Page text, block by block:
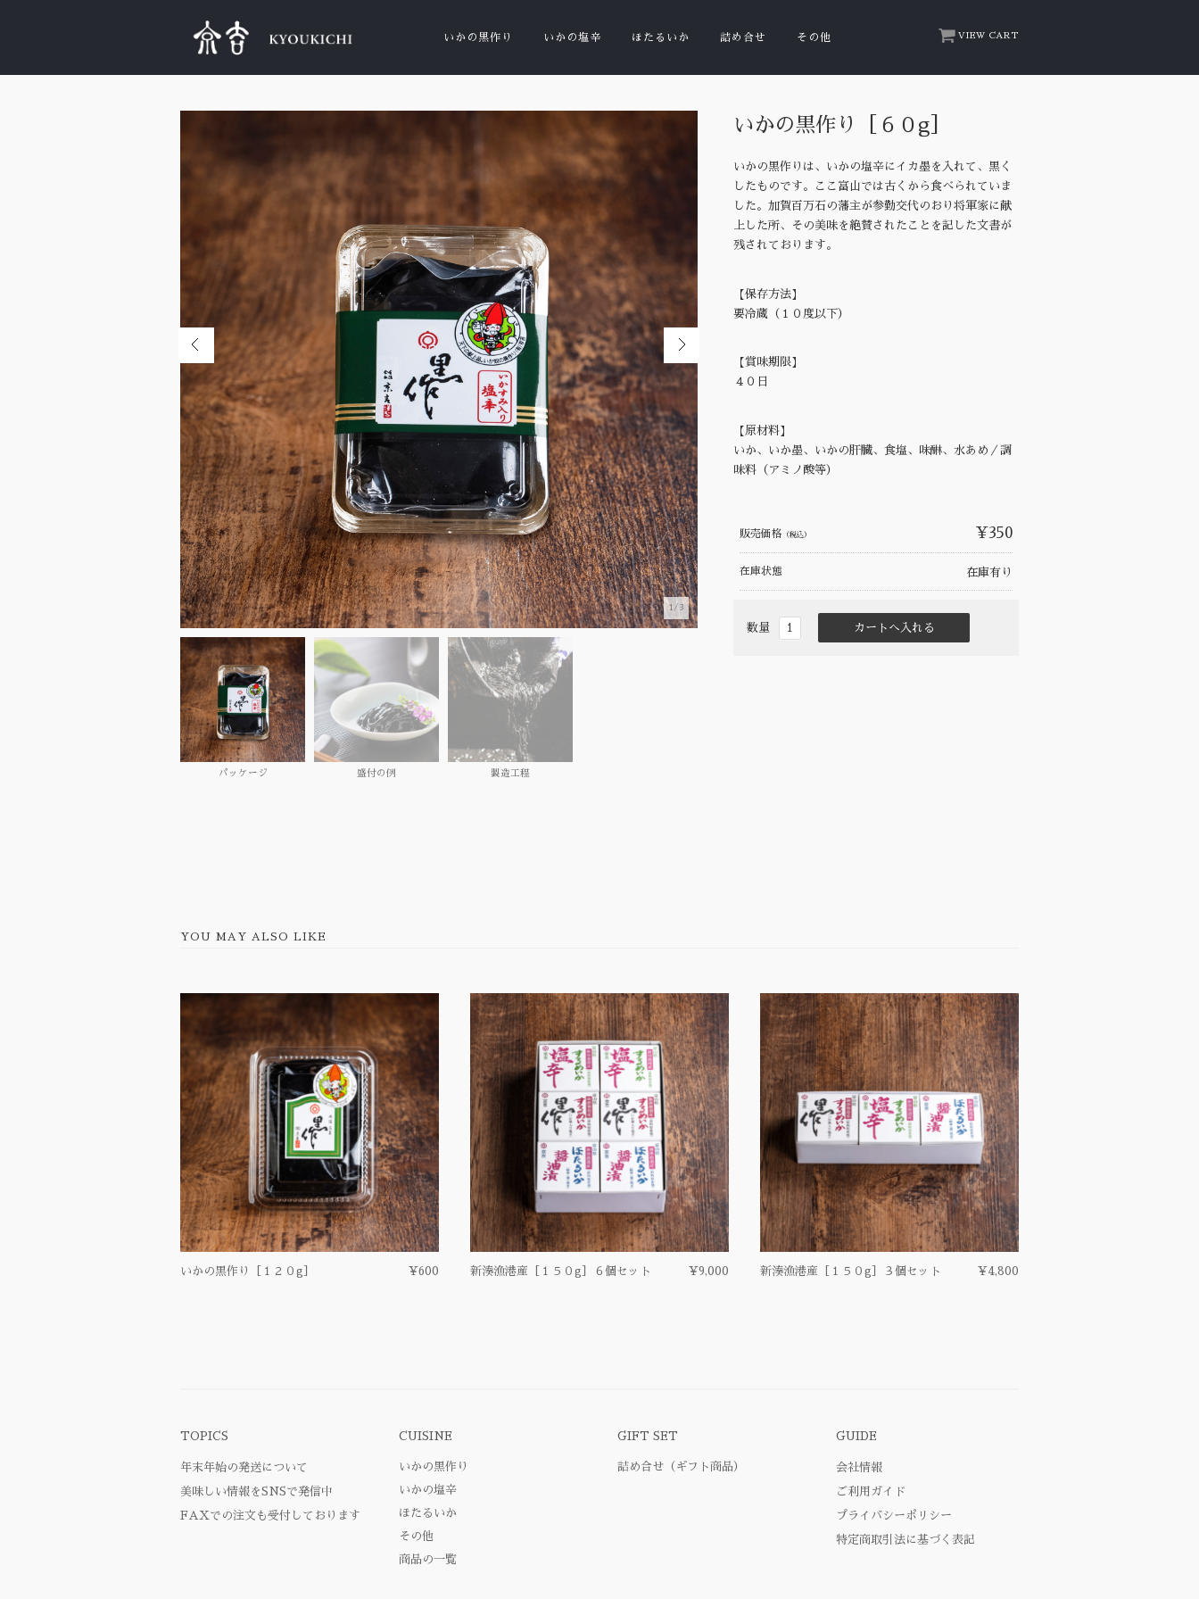
VIEW CART
いかの黒作り いかの塩辛 ほたるいか 詰め合せ その他
1/3
パッケージ 盛付の例 製造工程
いかの黒作り［６０g］
いかの黒作りは、いかの塩辛にイカ墨を入れて、黒く
したものです。ここ富山では古くから食べられていま
した。加賀百万石の藩主が参勤交代のおり将軍家に献
上した所、その美味を絶賛されたことを記した文書が
残されております。
【保存方法】
要冷蔵（１０度以下）
【賞味期限】
４０日
【原材料】
いか、いか墨、いかの肝臓、食塩、味醂、水あめ／調
味料（アミノ酸等）
販売価格 （税込） ¥350
在庫状態 在庫有り
数量
YOU MAY ALSO LIKE
いかの黒作り［１２０g］ ¥600 新湊漁港産［１５０g］６個セット ¥9,000 新湊漁港産［１５０g］３個セット ¥4,800
TOPICS
年末年始の発送について
美味しい情報をSNSで発信中
FAXでの注文も受付しております
CUISINE
いかの黒作り
いかの塩辛
ほたるいか
その他
商品の一覧
GIFT SET
詰め合せ（ギフト商品）
GUIDE
会社情報
ご利用ガイド
プライバシーポリシー
特定商取引法に基づく表記